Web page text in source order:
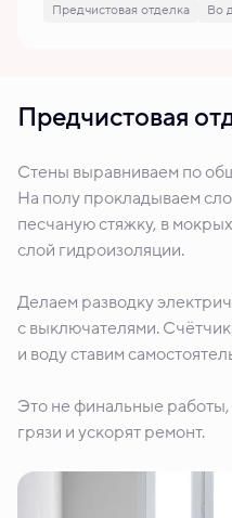
Предчистовая отделка
Во
Предчистовая
Стены выравниваем по
На полу прокладываем
песчаную стяжку, в
слой гидроизоляции.
Делаем разводку
с выключателями.
и воду ставим
Это не финальные
грязи и ускорят ремонт.